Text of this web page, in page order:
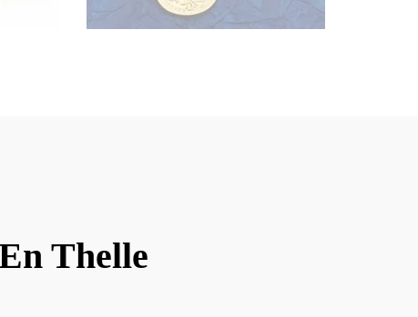
Thelle